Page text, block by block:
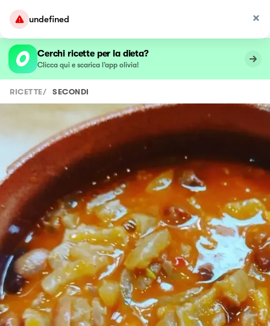
undefined
Cerchi ricette per la dieta?
Clicca qui e scarica l’app olivia!
RICETTE/ SECONDI